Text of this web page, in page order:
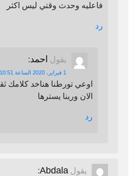
فاعليه وحدث وقتي ليس اكثر
رد
يقول احمد:
1 فبراير، 2020 الساعة 10:51 ص
اوعي تورطنا هناخد كلامك
الان وربنا يسترها
رد
يقول Abdala
: